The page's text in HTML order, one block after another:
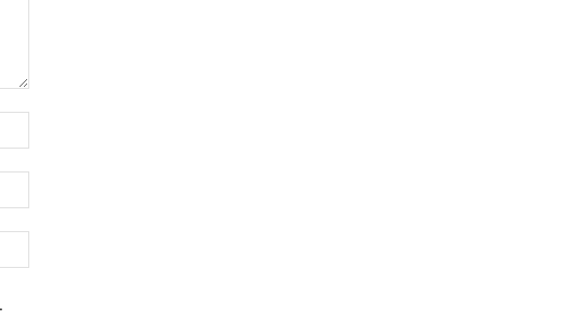
electrónico:*
web: